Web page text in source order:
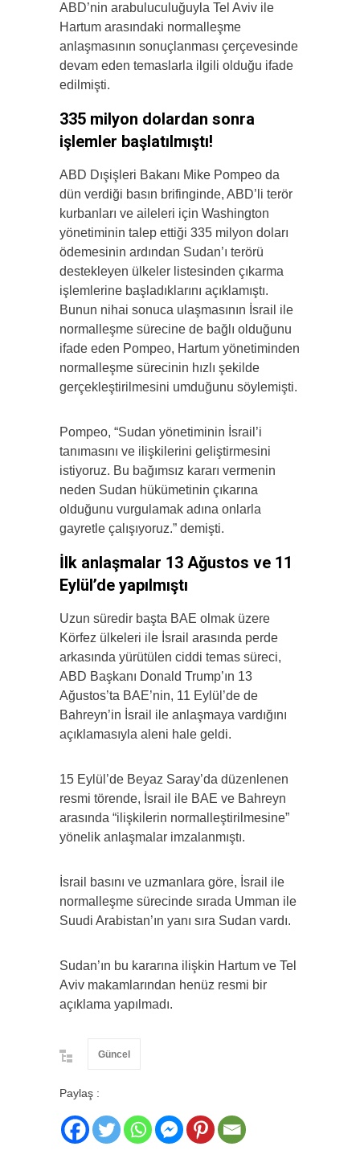
ABD’nin arabuluculuğuyla Tel Aviv ile
Hartum arasındaki normalleşme
anlaşmasının sonuçlanması çerçevesinde
devam eden temaslarla ilgili olduğu ifade
edilmişti.
335 milyon dolardan sonra
işlemler başlatılmıştı!
ABD Dışişleri Bakanı Mike Pompeo da
dün verdiği basın brifinginde, ABD’li terör
kurbanları ve aileleri için Washington
yönetiminin talep ettiği 335 milyon doları
ödemesinin ardından Sudan’ı terörü
destekleyen ülkeler listesinden çıkarma
işlemlerine başladıklarını açıklamıştı.
Bunun nihai sonuca ulaşmasının İsrail ile
normalleşme sürecine de bağlı olduğunu
ifade eden Pompeo, Hartum yönetiminden
normalleşme sürecinin hızlı şekilde
gerçekleştirilmesini umduğunu söylemişti.
Pompeo, “Sudan yönetiminin İsrail’i
tanımasını ve ilişkilerini geliştirmesini
istiyoruz. Bu bağımsız kararı vermenin
neden Sudan hükümetinin çıkarına
olduğunu vurgulamak adına onlarla
gayretle çalışıyoruz.” demişti.
İlk anlaşmalar 13 Ağustos ve 11
Eylül’de yapılmıştı
Uzun süredir başta BAE olmak üzere
Körfez ülkeleri ile İsrail arasında perde
arkasında yürütülen ciddi temas süreci,
ABD Başkanı Donald Trump’ın 13
Ağustos’ta BAE’nin, 11 Eylül’de de
Bahreyn’in İsrail ile anlaşmaya vardığını
açıklamasıyla aleni hale geldi.
15 Eylül’de Beyaz Saray’da düzenlenen
resmi törende, İsrail ile BAE ve Bahreyn
arasında “ilişkilerin normalleştirilmesine”
yönelik anlaşmalar imzalanmıştı.
İsrail basını ve uzmanlara göre, İsrail ile
normalleşme sürecinde sırada Umman ile
Suudi Arabistan’ın yanı sıra Sudan vardı.
Sudan’ın bu kararına ilişkin Hartum ve Tel
Aviv makamlarından henüz resmi bir
açıklama yapılmadı.
Güncel
Paylaş :